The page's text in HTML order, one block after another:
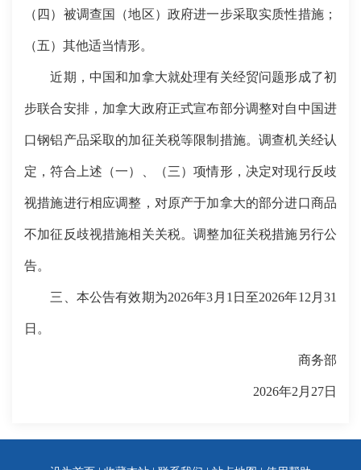
（四）被调查国（地区）政府进一步采取实质性措施；
（五）其他适当情形。
近期，中国和加拿大就处理有关经贸问题形成了初
步联合安排，加拿大政府正式宣布部分调整对自中国进
口钢铝产品采取的加征关税等限制措施。调查机关经认
定，符合上述（一）、（三）项情形，决定对现行反歧
视措施进行相应调整，对原产于加拿大的部分进口商品
不加征反歧视措施相关关税。调整加征关税措施另行公
告。
三、本公告有效期为2026年3月1日至2026年12月31
日。
商务部
2026年2月27日